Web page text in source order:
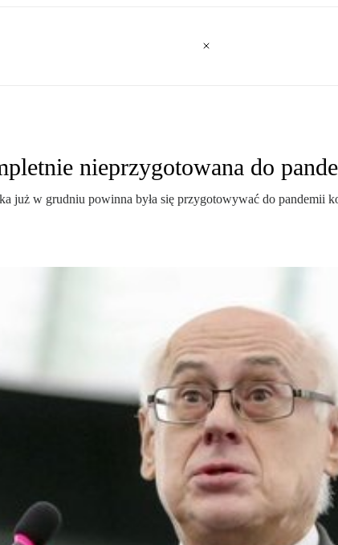
nieprzygotowana do
już w grudniu powinna była się przygotowywać do pandemii